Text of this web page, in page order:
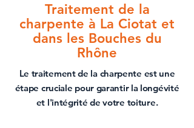
Traitement de la
charpente à La Ciotat et
dans les Bouches du
Rhône
Le traitement de la charpente est une
étape cruciale pour garantir la longévité
et l'intégrité de votre toiture.